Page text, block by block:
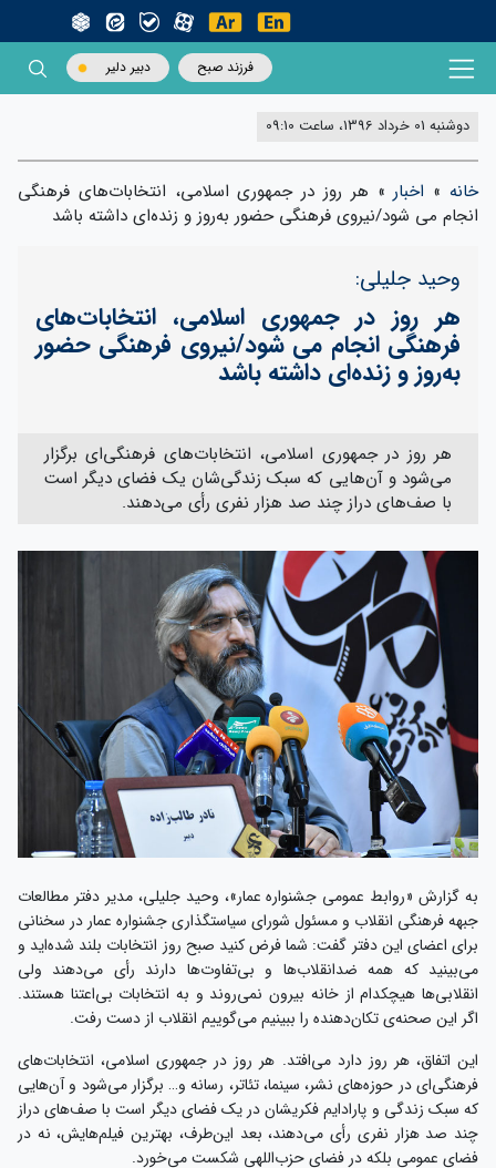
فرزند صبح دبیر دلیر
دوشنبه 01 خرداد 1396، ساعت 09:10
خانه» اخبار » هر روز در جمهوری اسلامی، انتخابات‌های فرهنگی‌
انجام می شود/نیروی فرهنگی حضور به‌روز و زنده‌ای داشته باشد
وحید جلیلی:
هر روز در جمهوری اسلامی، انتخابات‌های
فرهنگی‌ انجام می شود/نیروی فرهنگی حضور
به‌روز و زنده‌ای داشته باشد
هر روز در جمهوری اسلامی، انتخابات‌های فرهنگی‌ای برگزار
می‌شود و آن‌هایی که سبک زندگی‌شان یک فضای دیگر است
با صف‌های دراز چند صد هزار نفری رأی می‌دهند.
به گزارش «روابط عمومی جشنواره عمار»، وحید جلیلی، مدیر دفتر مطالعات
جبهه فرهنگی انقلاب و مسئول شورای سیاستگذاری جشنواره عمار در سخنانی
برای اعضای این دفتر گفت: شما فرض کنید صبح روز انتخابات بلند شده‌اید و
می‌بینید که همه ضدانقلاب‌ها و بی‌تفاوت‌ها دارند رأی می‌دهند ولی
انقلابی‌ها هیچکدام از خانه بیرون نمی‌روند و به انتخابات بی‌اعتنا هستند.
اگر این صحنه‌ی تکان‌دهنده را ببینیم می‌گوییم انقلاب از دست رفت.
این اتفاق، هر روز دارد می‌افتد. هر روز در جمهوری اسلامی، انتخابات‌های
فرهنگی‌ای در حوزه‌های نشر، سینما، تئاتر، رسانه و… برگزار می‌شود و آن‌هایی
که سبک زندگی و پارادایم فکریشان در یک فضای دیگر است با صف‌های دراز
چند صد هزار نفری رأی می‌دهند، بعد این‌طرف، بهترین فیلم‌هایش، نه در
فضای عمومی بلکه در فضای حزب‌اللهی شکست می‌خورد.